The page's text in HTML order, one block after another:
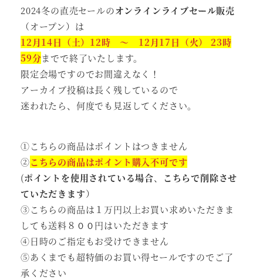
2024冬の直売セールのオンラインライブセール販売
（オープン）は
12月14日（土）12時 ～ 12月17日 （火） 23時
59分までで終了いたします。
限定会場ですのでお間違えなく！
アーカイブ投稿は長く残しているので
迷われたら、何度でも見返してください。
①こちらの商品はポイントはつきません
②こちらの商品はポイント購入不可です
(ポイントを使用されている場合、
こちらで削除させ
ていただきます）
③こちらの商品は１万円以上お買い求めいただきま
しても送料８００円はいただきます
④日時のご指定もお受けできません
⑤あくまでも超特価のお買い得セールですのでご了
承ください